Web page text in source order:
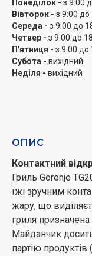
Індикатор
На фронтальній
індикатор у
що техніка
допомогою
Відсік для
Спростіть
кабелю, яка не
практично, ніж
немає
Понеділок - з 9:00
Вівторок - з 9:00 до
Середа - з 9:00 до
Четвер - з 9:00 до
П'ятниця - з 9:00 до
Субота - вихідний
Неділя - вихідний
ОПИС
Контактний
Гриль Gorenje
їжі зручним
жару, що
гриля
Майданчик
партію